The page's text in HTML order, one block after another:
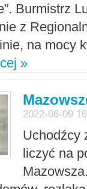
Burmistrz
z
na mocy
»
2022-06-09
Uchodźcy
liczyć na